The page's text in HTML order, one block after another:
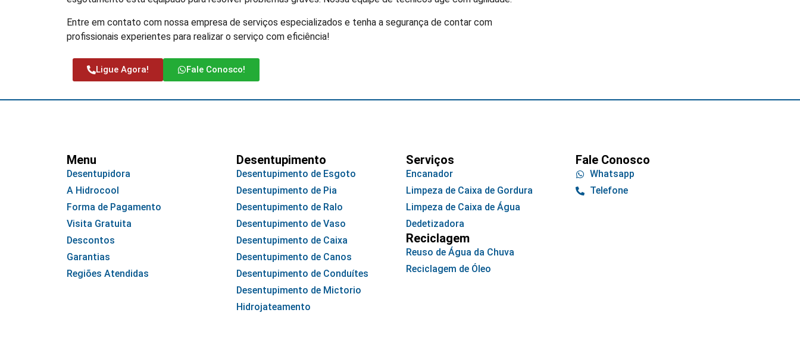
Entre em contato com nossa empresa de serviços especializados e tenha a segurança de contar com
profissionais experientes para realizar o serviço com eficiência!
Ligue Agora! Fale Conosco!
Menu
Desentupidora
A Hidrocool
Forma de Pagamento
Visita Gratuita
Descontos
Garantias
Regiões Atendidas
Desentupimento
Desentupimento de Esgoto
Desentupimento de Pia
Desentupimento de Ralo
Desentupimento de Vaso
Desentupimento de Caixa
Desentupimento de Canos
Desentupimento de Conduítes
Desentupimento de Mictorio
Hidrojateamento
Serviços
Encanador
Limpeza de Caixa de Gordura
Limpeza de Caixa de Água
Dedetizadora
Reciclagem
Reuso de Água da Chuva
Reciclagem de Óleo
Fale Conosco
Whatsapp
Telefone